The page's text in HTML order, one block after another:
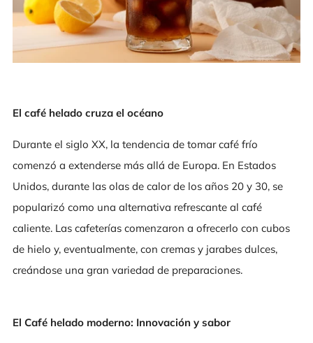
El café helado cruza el océano
Durante el siglo XX, la tendencia de tomar café frío
comenzó a extenderse más allá de Europa. En Estados
Unidos, durante las olas de calor de los años 20 y 30, se
popularizó como una alternativa refrescante al café
caliente. Las cafeterías comenzaron a ofrecerlo con cubos
de hielo y, eventualmente, con cremas y jarabes dulces,
creándose una gran variedad de preparaciones.
El Café helado moderno: Innovación y sabor